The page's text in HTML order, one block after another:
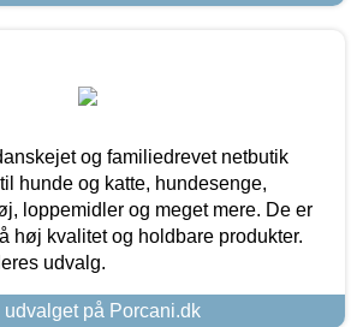
og familiedrevet netbutik
hunde og katte, hundesenge,
loppemidler og meget mere. De er
høj kvalitet og holdbare produkter.
udvalg.
udvalget på Porcani.dk